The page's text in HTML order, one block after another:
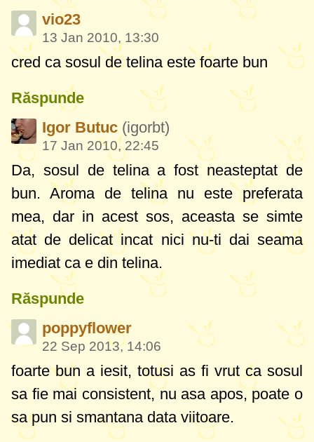
vio23
13 Jan 2010, 13:30
cred ca sosul de telina este foarte bun
Răspunde
Igor Butuc (igorbt)
17 Jan 2010, 22:45
Da, sosul de telina a fost neasteptat de
bun. Aroma de telina nu este preferata
mea, dar in acest sos, aceasta se simte
atat de delicat incat nici nu-ti dai seama
imediat ca e din telina.
Răspunde
poppyflower
22 Sep 2013, 14:06
foarte bun a iesit, totusi as fi vrut ca sosul
sa fie mai consistent, nu asa apos, poate o
sa pun si smantana data viitoare.